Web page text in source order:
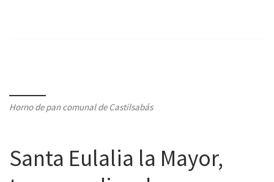
Horno de pan comunal de Castilsabás
Santa Eulalia la Mayor,